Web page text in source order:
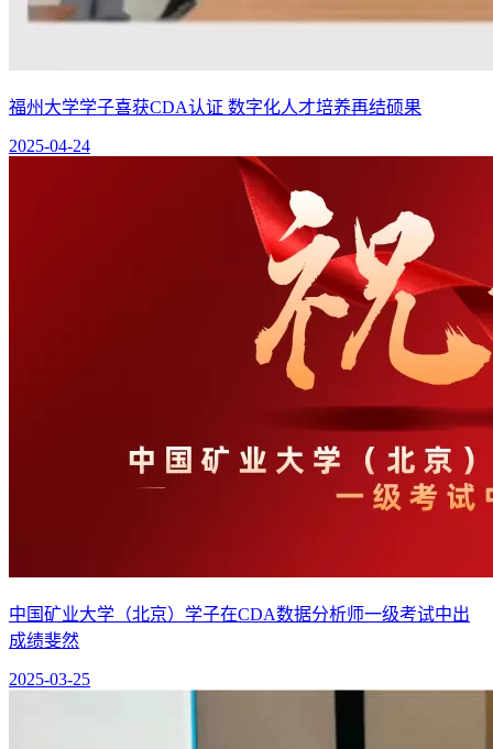
福州大学学子喜获CDA认证 数字化人才培养再结硕果
2025-04-24
中国矿业大学（北京）学子在CDA数据分析师一级考试中出
成绩斐然
2025-03-25